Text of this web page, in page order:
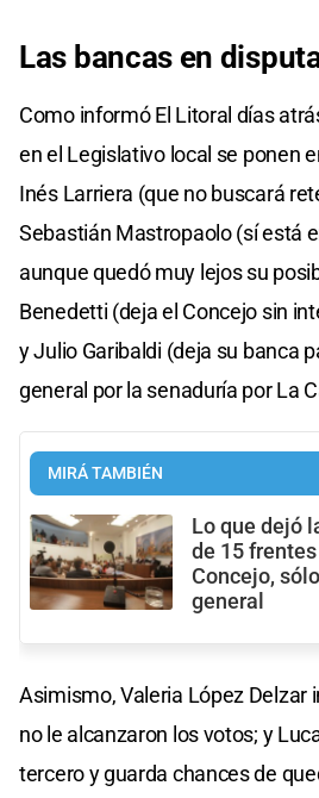
Las bancas en
Como informó El Litoral días
en el Legislativo local se ponen
Inés Larriera (que no buscará
Sebastián Mastropaolo (sí está
aunque quedó muy lejos su
Benedetti (deja el Concejo sin
y Julio Garibaldi (deja su banca
general por la senaduría por La
MIRÁ TAMBIÉN
Lo que dejó
de 15
Concejo,
general
Asimismo, Valeria López Delzar
no le alcanzaron los votos; y
tercero y guarda chances de